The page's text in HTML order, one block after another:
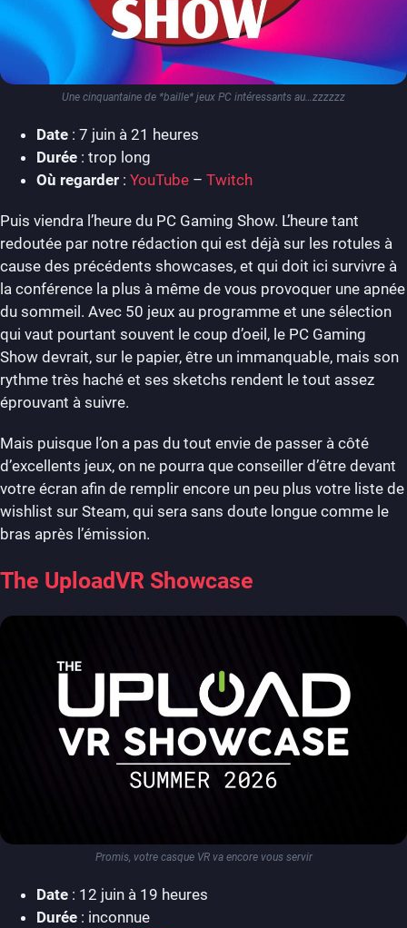
Une cinquantaine de *baille* jeux PC intéressants au…zzzzzz
Date : 7 juin à 21 heures
Durée : trop long
Où regarder : YouTube – Twitch
Puis viendra l’heure du PC Gaming Show. L’heure tant
redoutée par notre rédaction qui est déjà sur les rotules à
cause des précédents showcases, et qui doit ici survivre à
la conférence la plus à même de vous provoquer une apnée
du sommeil. Avec 50 jeux au programme et une sélection
qui vaut pourtant souvent le coup d’oeil, le PC Gaming
Show devrait, sur le papier, être un immanquable, mais son
rythme très haché et ses sketchs rendent le tout assez
éprouvant à suivre.
Mais puisque l’on a pas du tout envie de passer à côté
d’excellents jeux, on ne pourra que conseiller d’être devant
votre écran afin de remplir encore un peu plus votre liste de
wishlist sur Steam, qui sera sans doute longue comme le
bras après l’émission.
The UploadVR Showcase
Promis, votre casque VR va encore vous servir
Date : 12 juin à 19 heures
Durée : inconnue